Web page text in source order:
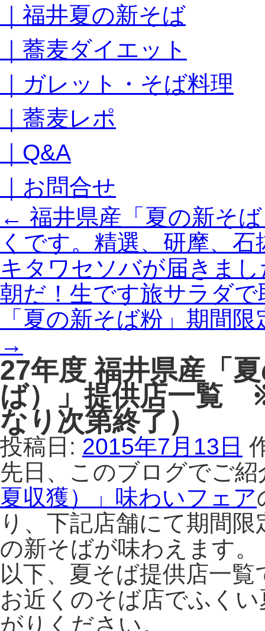
プ
｜福井夏の新そば
｜蕎麦ダイエット
｜ガレット・そば料理
｜蕎麦レポ
｜Q&A
｜お問合せ
← 福井県産「夏の新そ
くです。精選、研摩、
キタワセソバが届きま
朝だ！生です旅サラダ
「夏の新そば粉」期間
→
27年度 福井県産「
ば）」提供店一覧
なり次第終了）
投稿日: 2015年7月13日
先日、このブログでご紹
夏収獲）」味わいフェア
り、下記店舗にて期間
の新そばが味わえます。
以下、夏そば提供店一覧
お近くのそば店でふく
がりください。